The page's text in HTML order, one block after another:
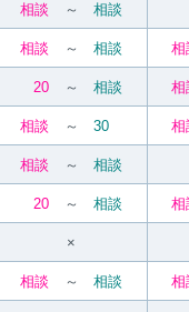
相談 ～ 相談
相談 ～ 相談 相
20 ～ 相談 相
相談 ～ 30 相
相談 ～ 相談
20 ～ 相談 相
×
相談 ～ 相談 相